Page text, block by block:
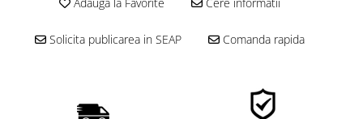
■ Filtre aditivi
■ Filtre epurator
Solicita publicarea in SEAP Comanda rapida